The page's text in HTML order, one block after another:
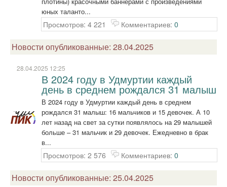
юных таланто...
Просмотров: 4 221 Комментариев: 0
Новости опубликованные: 28.04.2025
28.04.2025 12:25
В 2024 году в Удмуртии каждый
день в среднем рождался 31 малыш
В 2024 году в Удмуртии каждый день в среднем
рождался 31 малыш: 16 мальчиков и 15 девочек. А 10
лет назад на свет за сутки появлялось на 29 малышей
больше – 31 мальчик и 29 девочек. Ежедневно в брак
в...
Просмотров: 2 576 Комментариев: 0
Новости опубликованные: 25.04.2025